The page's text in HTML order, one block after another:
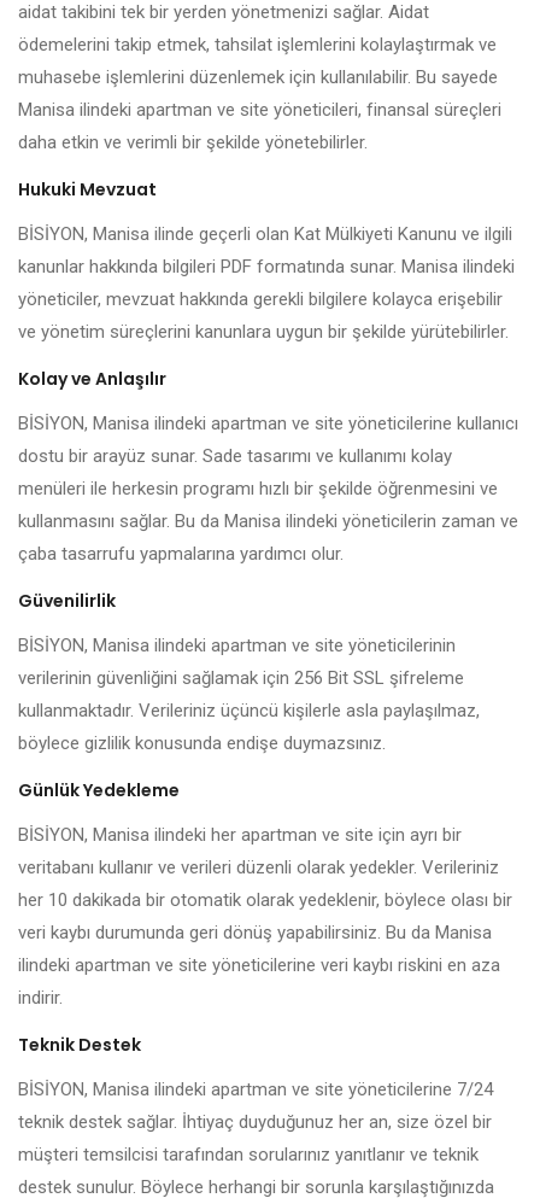
aidat takibini tek bir yerden yönetmenizi sağlar. Aidat
ödemelerini takip etmek, tahsilat işlemlerini kolaylaştırmak ve
muhasebe işlemlerini düzenlemek için kullanılabilir. Bu sayede
Manisa ilindeki apartman ve site yöneticileri, finansal süreçleri
daha etkin ve verimli bir şekilde yönetebilirler.
Hukuki Mevzuat
BİSİYON, Manisa ilinde geçerli olan Kat Mülkiyeti Kanunu ve ilgili
kanunlar hakkında bilgileri PDF formatında sunar. Manisa ilindeki
yöneticiler, mevzuat hakkında gerekli bilgilere kolayca erişebilir
ve yönetim süreçlerini kanunlara uygun bir şekilde yürütebilirler.
Kolay ve Anlaşılır
BİSİYON, Manisa ilindeki apartman ve site yöneticilerine kullanıcı
dostu bir arayüz sunar. Sade tasarımı ve kullanımı kolay
menüleri ile herkesin programı hızlı bir şekilde öğrenmesini ve
kullanmasını sağlar. Bu da Manisa ilindeki yöneticilerin zaman ve
çaba tasarrufu yapmalarına yardımcı olur.
Güvenilirlik
BİSİYON, Manisa ilindeki apartman ve site yöneticilerinin
verilerinin güvenliğini sağlamak için 256 Bit SSL şifreleme
kullanmaktadır. Verileriniz üçüncü kişilerle asla paylaşılmaz,
böylece gizlilik konusunda endişe duymazsınız.
Günlük Yedekleme
BİSİYON, Manisa ilindeki her apartman ve site için ayrı bir
veritabanı kullanır ve verileri düzenli olarak yedekler. Verileriniz
her 10 dakikada bir otomatik olarak yedeklenir, böylece olası bir
veri kaybı durumunda geri dönüş yapabilirsiniz. Bu da Manisa
ilindeki apartman ve site yöneticilerine veri kaybı riskini en aza
indirir.
Teknik Destek
BİSİYON, Manisa ilindeki apartman ve site yöneticilerine 7/24
teknik destek sağlar. İhtiyaç duyduğunuz her an, size özel bir
müşteri temsilcisi tarafından sorularınız yanıtlanır ve teknik
destek sunulur. Böylece herhangi bir sorunla karşılaştığınızda